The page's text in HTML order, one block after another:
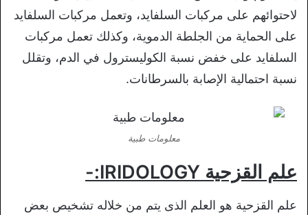
لاحتوائهم على مركبات السلفايد، وتعمل مركبات السلفايد
على الحماية من الجلطة الدموية، وكذلك تعمل مركبات
السلفايد على خفض نسبة الكوليسترول في الدم، وتقلل
نسبة احتمالية الإصابة بالسرطانات.
معلومات طبية
علم القزحية IRIDOLOGY:-
علم القزحية هو العلم الذى يتم من خلاله تشخيص بعض